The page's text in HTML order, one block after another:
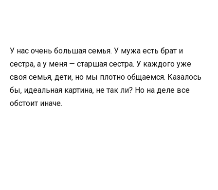
У нас очень большая семья. У мужа есть брат и
сестра, а у меня — старшая сестра. У каждого уже
своя семья, дети, но мы плотно общаемся. Казалось
бы, идеальная картина, не так ли? Но на деле все
обстоит иначе.